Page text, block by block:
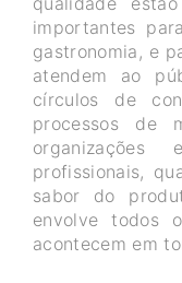
importantes
gastronomia, e
atendem ao
círculos de
processos de
profissionais,
sabor do
envolve todos
acontecem em